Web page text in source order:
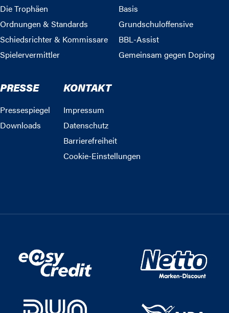
Die Trophäen
Ordnungen & Standards
Schiedsrichter & Kommissare
Spielervermittler
Basis
Grundschuloffensive
BBL-Assist
Gemeinsam gegen Doping
PRESSE
Pressespiegel
Downloads
KONTAKT
Impressum
Datenschutz
Barrierefreiheit
Cookie-Einstellungen